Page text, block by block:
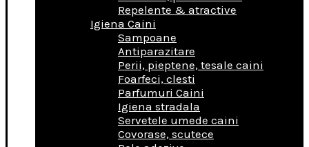
Repelente & atractive
Igiena Caini
Sampoane
Antiparazitare
Perii, pieptene, tesale caini
Foarfeci, clesti
Parfumuri Caini
Igiena stradala
Servetele umede caini
Covorase, scutece